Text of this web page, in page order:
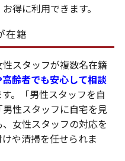
得に利用できます。
在籍
スタッフが複数名在籍
齢者でも安心して相談
。「男性スタッフを自
性スタッフに自宅を見
女性スタッフの対応を
や清掃を任せられま